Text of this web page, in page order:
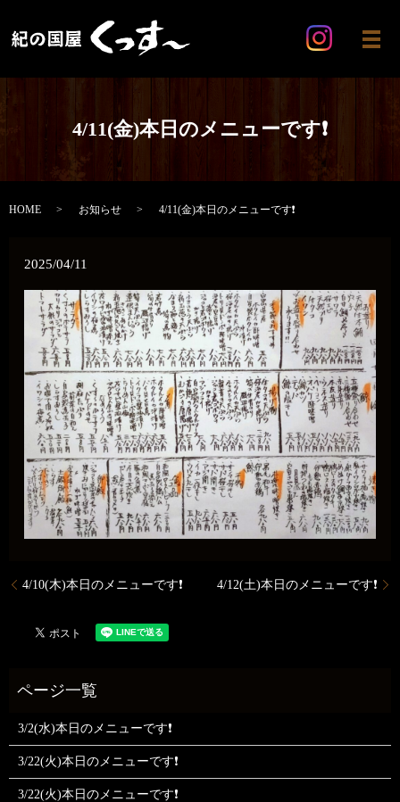
メ
4/11(金)本日のメニューです❗️
HOME お知らせ 4/11(金)本日のメニューです❗️
2025/04/11
4/10(木)本日のメニューです❗️ 4/12(土)本日のメニューです❗️
3/2(水)本日のメニューです❗
3/22(火)本日のメニューです❗
3/22(火)本日のメニューです❗